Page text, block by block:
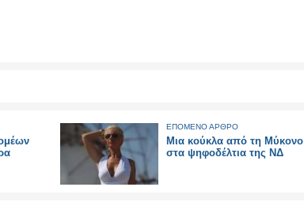
ΕΠΟΜΕΝΟ ΑΡΘΡΟ
Μια κούκλα από τη Μύκονο
στα ψηφοδέλτια της ΝΔ